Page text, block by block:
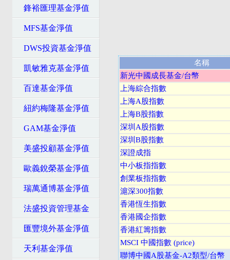
鋒裕匯理基金淨值
MFS基金淨值
DWS投資基金淨值
凱敏雅克基金淨值
百達基金淨值
紐約梅隆基金淨值
GAM基金淨值
美盛投顧基金淨值
歐義銳榮基金淨值
瑞萬通博基金淨值
法盛投資管理基金
匯豐境外基金淨值
天利基金淨值
名稱
新光中國成長基金/台幣
上海綜合指數
上海A股指數
上海B股指數
深圳A股指數
深圳B股指數
深證成指
中小板指指數
創業板指指數
滬深300指數
香港恆生指數
香港國企指數
香港紅籌指數
MSCI 中國指數 (price)
聯博中國A股基金-A2類型/台幣